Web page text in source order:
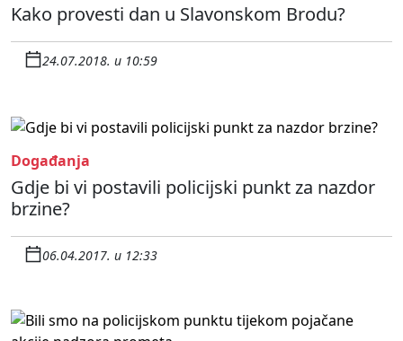
Kako provesti dan u Slavonskom Brodu?
24.07.2018. u 10:59
Događanja
Gdje bi vi postavili policijski punkt za nazdor
brzine?
06.04.2017. u 12:33